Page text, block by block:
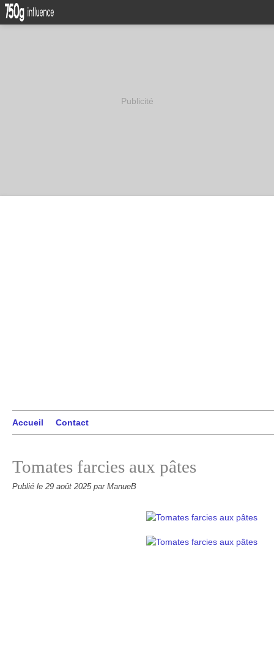
Publicité
Accueil Contact
Tomates farcies aux pâtes
Publié le 29 août 2025 par ManueB